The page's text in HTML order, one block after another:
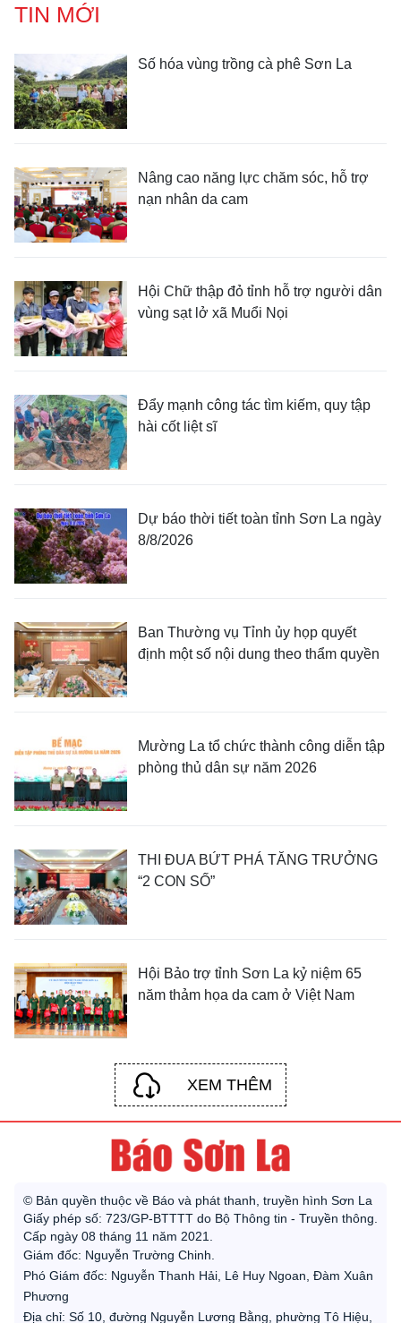
TIN MỚI
Số hóa vùng trồng cà phê Sơn La
Nâng cao năng lực chăm sóc, hỗ trợ
nạn nhân da cam
Hội Chữ thập đỏ tỉnh hỗ trợ người dân
vùng sạt lở xã Muổi Nọi
Đẩy mạnh công tác tìm kiếm, quy tập
hài cốt liệt sĩ
Dự báo thời tiết toàn tỉnh Sơn La ngày
8/8/2026
Ban Thường vụ Tỉnh ủy họp quyết
định một số nội dung theo thẩm quyền
Mường La tổ chức thành công diễn tập
phòng thủ dân sự năm 2026
THI ĐUA BỨT PHÁ TĂNG TRƯỞNG
“2 CON SỐ”
Hội Bảo trợ tỉnh Sơn La kỷ niệm 65
năm thảm họa da cam ở Việt Nam
XEM THÊM
© Bản quyền thuộc về Báo và phát thanh, truyền hình Sơn La
Giấy phép số: 723/GP-BTTTT do Bộ Thông tin - Truyền thông.
Cấp ngày 08 tháng 11 năm 2021.
Giám đốc: Nguyễn Trường Chinh.
Phó Giám đốc: Nguyễn Thanh Hải, Lê Huy Ngoan, Đàm Xuân
Phương
Địa chỉ: Số 10, đường Nguyễn Lương Bằng, phường Tô Hiệu,